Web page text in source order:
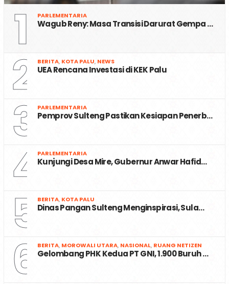
1 PARLEMENTARIA
Wagub Reny: Masa Transisi Darurat Gempa …
2 BERITA, KOTA PALU, NEWS
UEA Rencana Investasi di KEK Palu
3 PARLEMENTARIA
Pemprov Sulteng Pastikan Kesiapan Penerb…
4 PARLEMENTARIA
Kunjungi Desa Mire, Gubernur Anwar Hafid…
5 BERITA, KOTA PALU
Dinas Pangan Sulteng Menginspirasi, Sula…
6 BERITA, MOROWALI UTARA, NASIONAL, RUANG NETIZEN
Gelombang PHK Kedua PT GNI, 1.900 Buruh …